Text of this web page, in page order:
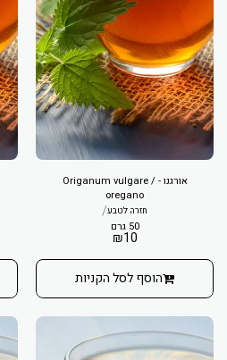
אורגנו - Origanum vulgare /
oregano
חזרה לטבע/
50 גרם
₪10
הוסף לסל הקניות